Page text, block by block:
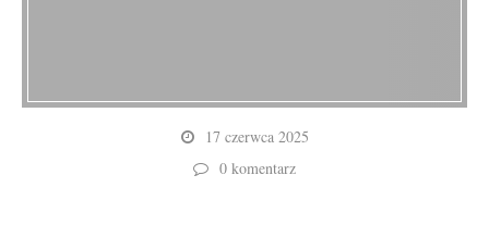
17 czerwca 2025
0 komentarz